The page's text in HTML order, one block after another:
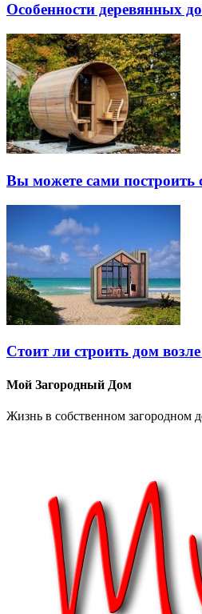
Особенности деревянных
Вы можете сами построить
Стоит ли строить дом
Мой Загородный Дом
Жизнь в собственном загородном